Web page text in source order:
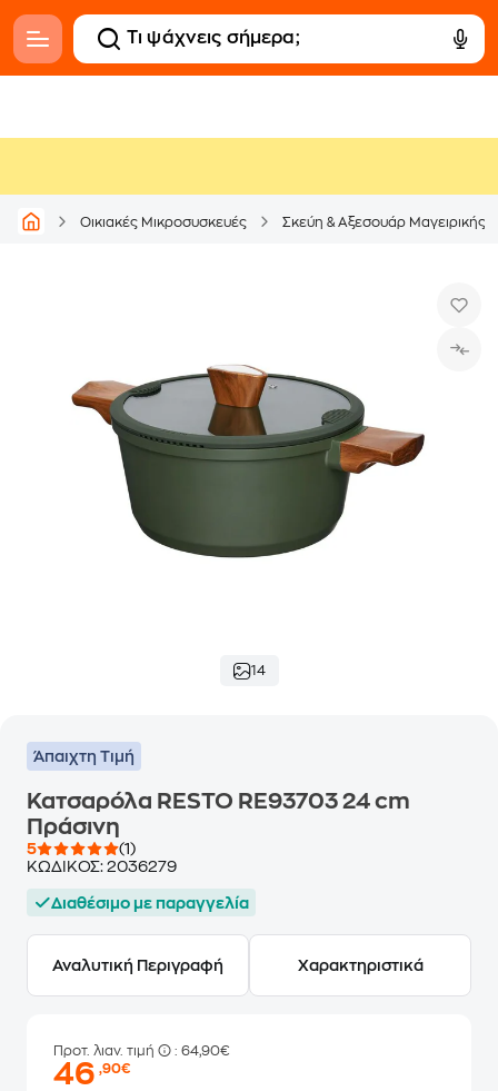
Οικιακές Μικροσυσκευές Σκεύη & Αξεσουάρ Μαγειρικής
14
Άπαιχτη Τιμή
Κατσαρόλα RESTO RE93703 24 cm
Πράσινη
5
(1)
ΚΩΔΙΚΟΣ: 2036279
Διαθέσιμο με παραγγελία
Αναλυτική Περιγραφή Χαρακτηριστικά
Προτ. λιαν. τιμή : 64,90€
46,90€